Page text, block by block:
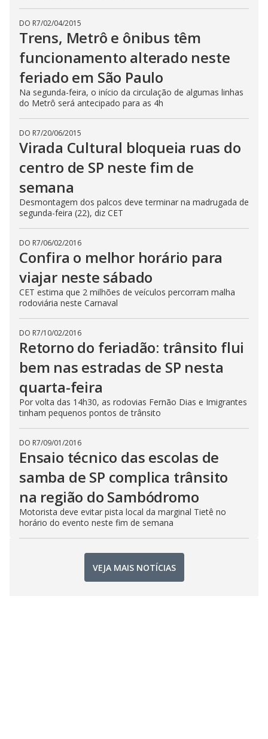
DO R7/02/04/2015
Trens, Metrô e ônibus têm
funcionamento alterado neste
feriado em São Paulo
Na segunda-feira, o início da circulação de algumas linhas
do Metrô será antecipado para as 4h
DO R7/20/06/2015
Virada Cultural bloqueia ruas do
centro de SP neste fim de
semana
Desmontagem dos palcos deve terminar na madrugada de
segunda-feira (22), diz CET
DO R7/06/02/2016
Confira o melhor horário para
viajar neste sábado
CET estima que 2 milhões de veículos percorram malha
rodoviária neste Carnaval
DO R7/10/02/2016
Retorno do feriadão: trânsito flui
bem nas estradas de SP nesta
quarta-feira
Por volta das 14h30, as rodovias Fernão Dias e Imigrantes
tinham pequenos pontos de trânsito
DO R7/09/01/2016
Ensaio técnico das escolas de
samba de SP complica trânsito
na região do Sambódromo
Motorista deve evitar pista local da marginal Tietê no
horário do evento neste fim de semana
VEJA MAIS NOTÍCIAS